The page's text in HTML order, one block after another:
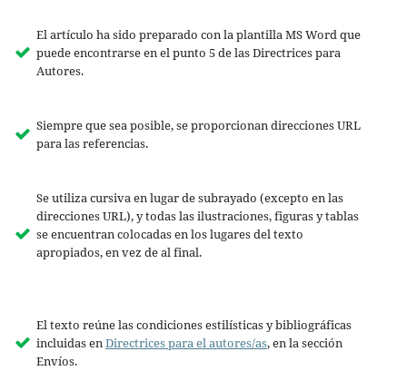
El artículo ha sido preparado con la plantilla MS Word que
puede encontrarse en el punto 5 de las Directrices para
Autores.
Siempre que sea posible, se proporcionan direcciones URL
para las referencias.
Se utiliza cursiva en lugar de subrayado (excepto en las
direcciones URL), y todas las ilustraciones, figuras y tablas
se encuentran colocadas en los lugares del texto
apropiados, en vez de al final.
El texto reúne las condiciones estilísticas y bibliográficas
incluidas enDirectrices para el autores/as, en la sección
Envíos.